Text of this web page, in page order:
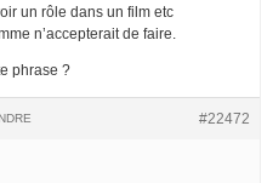
un rôle dans un film etc
n’accepterait de faire.
phrase ?
#22472